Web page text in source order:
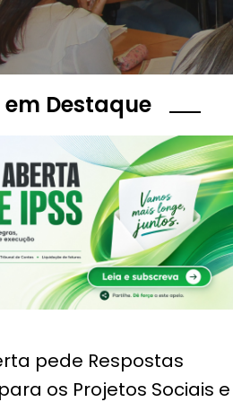
Destaque
pede Respostas
os Projetos Sociais e